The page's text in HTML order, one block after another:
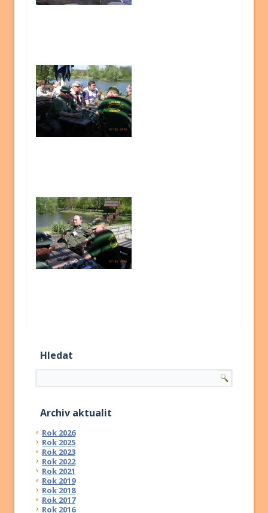
Hledat
Archiv aktualit
Rok 2026
Rok 2025
Rok 2023
Rok 2022
Rok 2021
Rok 2019
Rok 2018
Rok 2017
Rok 2016